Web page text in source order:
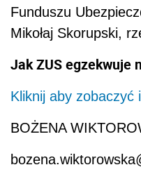
Funduszu
Mikołaj Skorupski,
Jak ZUS egzekwuje
Kliknij aby zobaczyć
BOŻENA